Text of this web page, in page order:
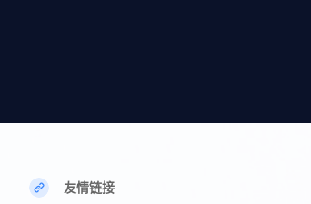
友情链接